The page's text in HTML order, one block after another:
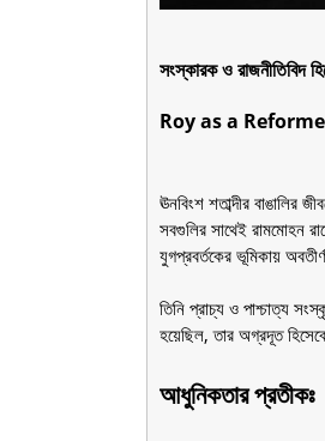
সংস্কারক ও
Roy as a
ঊনবিংশ শতাব্দীর বাঙালির
সবগুলির সাথেই রামমোহন
যুগপ্রবর্তকের ভূমিকায়
তিনি প্রাচ্য ও পাশ্চাত্য
হয়েছিল, তার অগ্রদূত
আধুনিকতার প্রতীকঃ